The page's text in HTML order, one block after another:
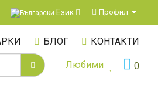
Език Профил
БЛОГ КОНТАКТИ
0
Любими